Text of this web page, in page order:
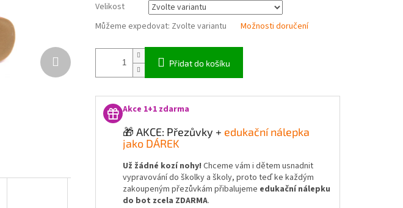
cena:
Velikost
Můžeme expedovat: Zvolte variantu Možnosti doručení
Přidat do košíku
Akce 1+1 zdarma
🎁 AKCE: Přezůvky + edukační nálepka
jako DÁREK
Už žádné kozí nohy! Chceme vám i dětem usnadnit
vypravování do školky a školy, proto teď ke každým
zakoupeným přezůvkám přibalujeme edukační nálepku
do bot zcela ZDARMA.